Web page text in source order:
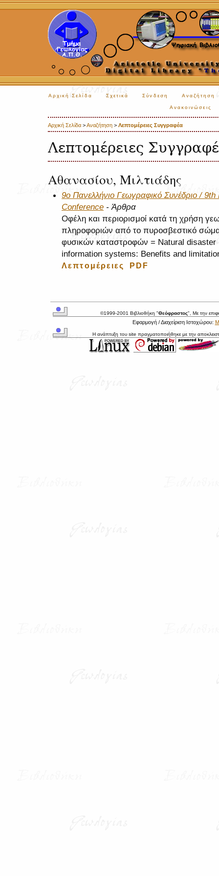
Αρχική Σελίδα Σχετικά Σύνδεση Αναζήτηση
Ανακοινώσεις
Αρχική Σελίδα >Αναζήτηση > Λεπτομέρειες Συγγραφέα
Λεπτομέρειες
Αθανασίου, Μιλτιάδης
9ο Πανελλήνιο Γεωγραφικό Συνέδριο /
Conference - Άρθρα
Οφέλη και περιορισμοί κατά τη χρήση
πληροφοριών από το πυροσβεστικό σώμα
φυσικών καταστροφών = Natural disaster
information systems: Benefits and
Λεπτομέρειες PDF
©1999-2001 Βιβλιοθήκη "Θεόφραστος", Με την
Εφαρμογή / Διαχείριση Ιστοχώρου:
Η ανάπτυξη του site πραγματοποιήθηκε με την